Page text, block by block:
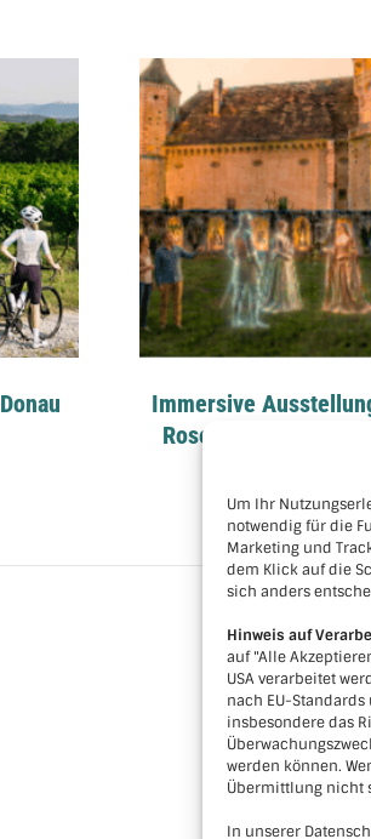
Um Ihr
notwendig für die
Marketing und
dem Klick auf die
sich anders
Hinweis auf
auf "Alle
USA verarbeitet
nach EU-
insbesondere das
werden können.
Übermittlung nicht
In unserer
Immersive
Rosenburg im Wandel